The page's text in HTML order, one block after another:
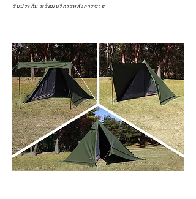
รับประกัน พร้อมบริการหลังการขาย